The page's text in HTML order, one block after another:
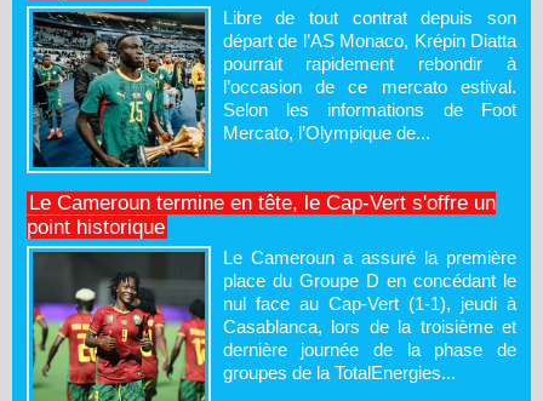
Libre de tout contrat depuis son
départ de l’AS Monaco, Krépin Diatta
pourrait rapidement rebondir à
l’occasion de ce mercato estival.
Selon les informations de Foot
Mercato, l’Olympique de...
Le Cameroun termine en tête, le Cap-Vert s'offre un
point historique
Le Cameroun a assuré la première
place du Groupe D en concédant le
nul face au Cap-Vert (1-1), jeudi à
Casablanca, lors de la troisième et
dernière journée de la phase de
groupes de la TotalEnergies...